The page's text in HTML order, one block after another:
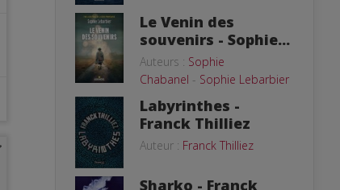
Le Venin des
souvenirs - Sophie...
Auteurs : Sophie
Chabanel - Sophie Lebarbier
Labyrinthes -
Franck Thilliez
Auteur : Franck Thilliez
Sharko - Franck